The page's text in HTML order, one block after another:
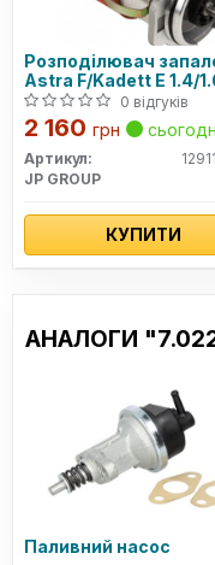
Розподілювач
Astra F/Kadett E 1.4/
-02
0 відгуків
2 160 грн
Артикул:
JP GROUP
КУПИТИ
АНАЛОГИ
Паливний насос